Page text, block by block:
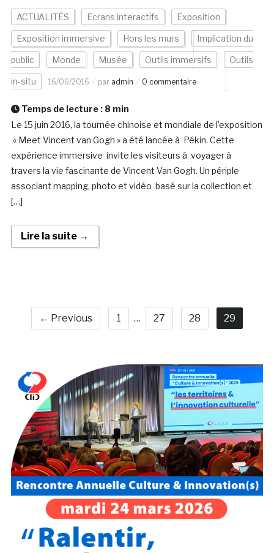
ACTUALITÉS Ecrans interactifs Exposition
Exposition immersive Hors les murs Implication du
public Monde Musée Outils immersifs Outils
in-situ 16/06/2016 par admin 0 commentaire
Temps de lecture : 8 min
Le 15 juin 2016, la tournée chinoise et mondiale de l’exposition
« Meet Vincent van Gogh » a été lancée à Pékin. Cette
expérience immersive invite les visiteurs à voyager à
travers la vie fascinante de Vincent Van Gogh. Un périple
associant mapping, photo et vidéo basé sur la collection et
[…]
Lire la suite →
← Previous 1 … 27 28 29